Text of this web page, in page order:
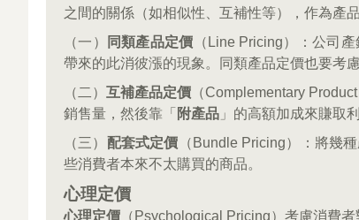
之間的關係（如相似性、互補性等），作為產
（一）
同類產品定價 （Line Pricing）：公司
帶來的此消彼漲的現象。同類產品定價也要考
（二）互補產品定價 （Complementary
銷售量，然後靠「 附產品 」的高額加成來賺取利
（三） 配套式定價 （Bundle Pricing）：將幾
些消費者本來不太購買的商品。
心理定價
心理定價 （Psychological Pricing）考慮消費